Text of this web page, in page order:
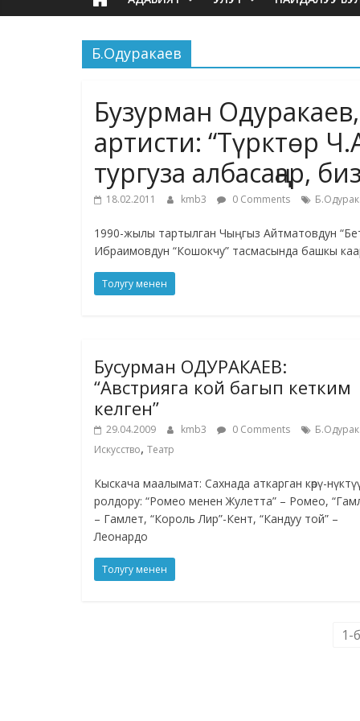
Б.Одуракаев
Бузурман
артисти: “Түрктөр
тургуза албасаңар,
18.02.2011 kmb3 0 Comments
1990-жылы тартылган Чыңгыз Айтматовдун
Ибраимовдун “Кошокчу” тасмасында башкы
Толугу менен
Бусурман ОДУРАКАЕВ:
“Австрияга кой багып кетким
келген”
29.04.2009 kmb3 0 Comments
Искусство, Театр
Кыскача маалымат: Сахнада аткарган көрү-
ролдору: “Ромео менен Жулетта” – Ромео,
– Гамлет, “Король Лир”-Кент, “Кандуу той” –
Леонардо
Толугу менен
1-